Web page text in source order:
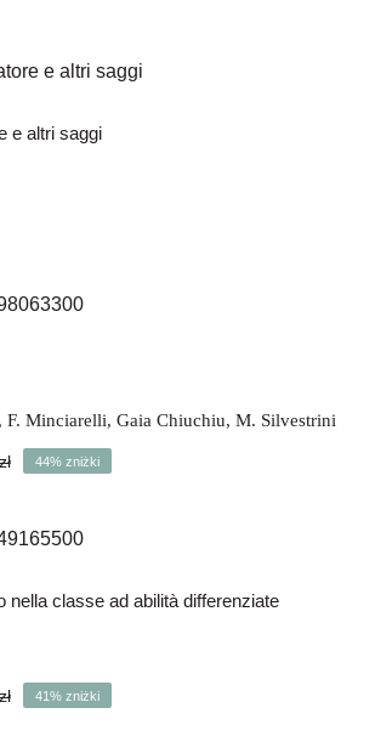
narratore e altri saggi
e altri saggi
In italiano 2
, F. Minciarelli, Gaia Chiuchiu, M. Silvestrini
Pierwotna
63,00 zł.
Aktualna
35,00 zł.
44% zniżki
italiano nella classe ad
abilità differenziate
nella classe ad abilità differenziate
Pierwotna
Aktualna
41% zniżki